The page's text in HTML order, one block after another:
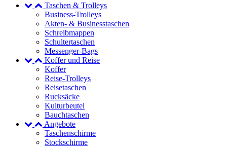
Taschen & Trolleys
Business-Trolleys
Akten- & Businesstaschen
Schreibmappen
Schultertaschen
Messenger-Bags
Koffer und Reise
Koffer
Reise-Trolleys
Reisetaschen
Rucksäcke
Kulturbeutel
Bauchtaschen
Angebote
Taschenschirme
Stockschirme